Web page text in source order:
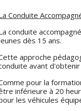
Conduite
conduite
dès 15 ans.
approche
avant
pour la
inférieure à 20
les véhicules